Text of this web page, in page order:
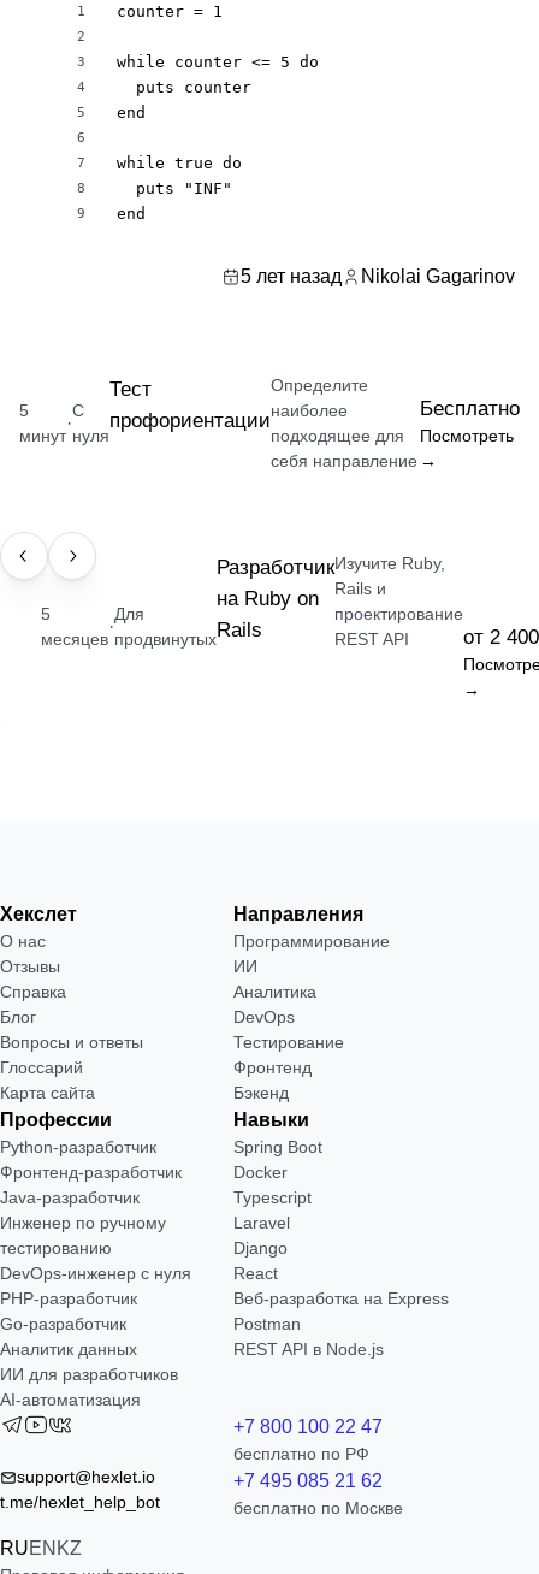
1
2
3
4
5
6
7
8
9
counter = 1
while counter <= 5 do
  puts counter
end
while true do
  puts "INF"
end
5 лет назад Nikolai Gagarinov
5
минут
·
С
нуля
Тест
профориентации
Определите
наиболее
подходящее для
себя направление
Бесплатно
Посмотреть
→
ПРОФЕССИЯ
5
месяцев
·
Для
продвинутых
Разработчик
на Ruby on
Rails
Изучите Ruby,
Rails и
проектирование
REST API
от 2
→
Хекслет
О нас
Отзывы
Справка
Блог
Вопросы и ответы
Глоссарий
Карта сайта
Направления
Программирование
ИИ
Аналитика
DevOps
Тестирование
Фронтенд
Бэкенд
Профессии
Python-разработчик
Фронтенд-разработчик
Java-разработчик
Инженер по ручному
тестированию
DevOps-инженер с нуля
РНР-разработчик
Go-разработчик
Аналитик данных
ИИ для разработчиков
AI-автоматизация
Навыки
Spring Boot
Docker
Typescript
Laravel
Django
React
Веб-разработка на Express
Postman
REST API в Node.js
support@hexlet.io
t.me/hexlet_help_bot
RUEN KZ
+7 800 100 22 47
бесплатно по РФ
+7 495 085 21 62
бесплатно по Москве